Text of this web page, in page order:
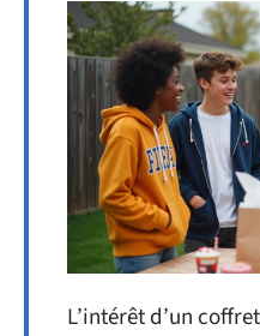
L’intérêt d’un